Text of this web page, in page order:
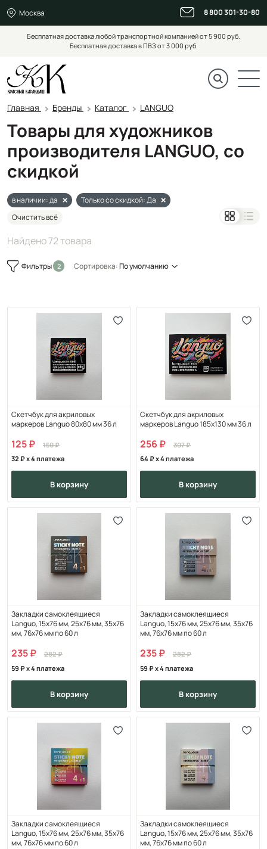
Москва 8 800 301-30-80
Бесплатная доставка любой транспортной компанией от 5 900 руб.
Бесплатная доставка в ПВЗ от 3 000 руб.
Главная Бренды Каталог LANGUO
Товары для художников
производителя LANGUO, со
скидкой
в наличии: да
Только со скидкой: Да
Очистить всё
Найдено 72 товара
Фильтры Сортировка:По умолчанию
Скетчбук для акриловых
маркеров Languo 80х80 мм 36 л
125
150
32
x 4 платежа
в корзину
Скетчбук для акриловых
маркеров Languo 185х130 мм 36 л
256
307
64
x 4 платежа
в корзину
Закладки самоклеящиеся
Languo, 15х76 мм, 25х76 мм, 35х76
мм, 76х76 мм по 60 л
235
282
59
x 4 платежа
в корзину
Закладки самоклеящиеся
Languo, 15х76 мм, 25х76 мм, 35х76
мм, 76х76 мм по 60 л
235
282
59
x 4 платежа
в корзину
Закладки самоклеящиеся
Languo, 15х76 мм, 25х76 мм, 35х76
мм, 76х76 мм по 60 л
Закладки самоклеящиеся
Languo, 15х76 мм, 25х76 мм, 35х76
мм, 76х76 мм по 60 л